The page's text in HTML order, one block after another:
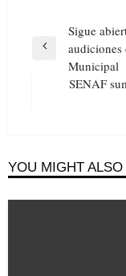
Navegación
de
entradas
Previous
Sigue
audiciones
Municipal
SENAF
YOU MIGHT ALSO